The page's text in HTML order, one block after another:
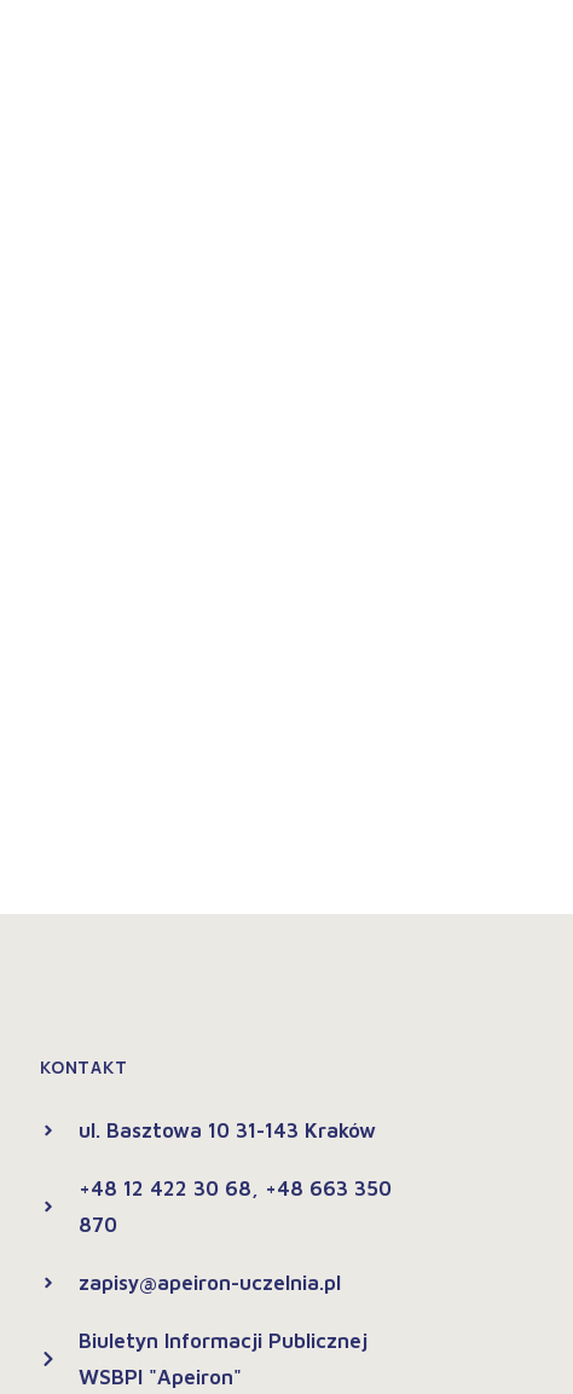
KONTAKT
ul. Basztowa 10 31-143 Kraków
+48 12 422 30 68, +48 663 350
870
zapisy@apeiron-uczelnia.pl
Biuletyn Informacji Publicznej
WSBPI "Apeiron"